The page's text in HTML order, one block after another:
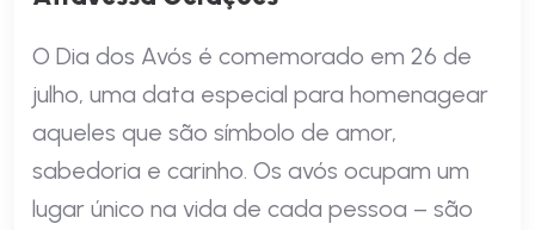
O Dia dos Avós é comemorado em 26 de
julho, uma data especial para homenagear
aqueles que são símbolo de amor,
sabedoria e carinho. Os avós ocupam um
lugar único na vida de cada pessoa – são